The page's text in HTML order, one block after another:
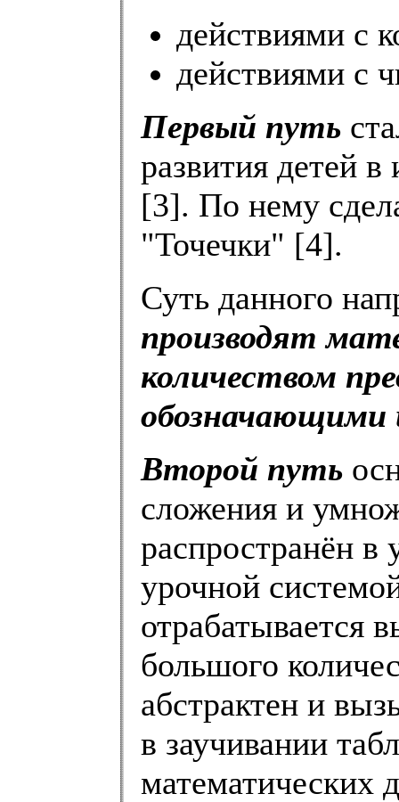
действиями с
действиями с
Первый путь
развития детей
[3]. По нему
"Точечки" [4].
Суть данного
производят
количеством
обозначающими
Второй путь
сложения и
распространён в
урочной
отрабатывается
большого
абстрактен и
в заучивании
математических